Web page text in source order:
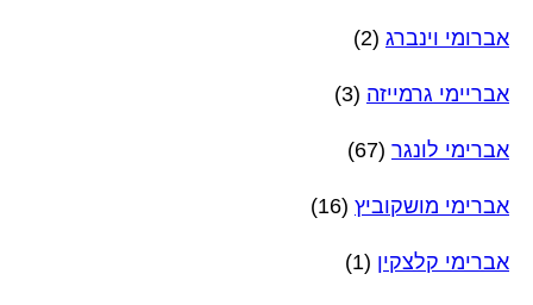
אברומי וינברג (2)
אבריימי גרמייזה (3)
אברימי לונגר (67)
אברימי מושקוביץ (16)
אברימי קלצקין (1)